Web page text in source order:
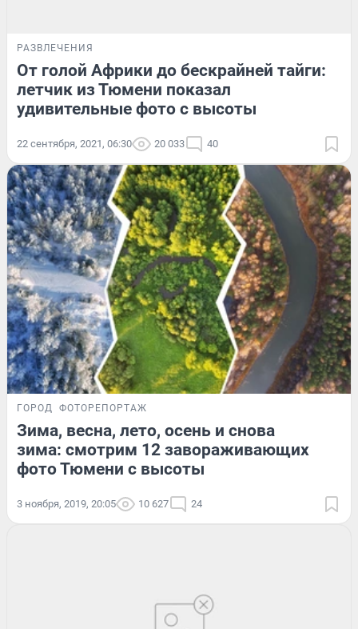
РАЗВЛЕЧЕНИЯ
От голой Африки до бескрайней тайги:
летчик из Тюмени показал
удивительные фото с высоты
22 сентября, 2021, 06:30 20 033 40
ГОРОД ФОТОРЕПОРТАЖ
Зима, весна, лето, осень и снова
зима: смотрим 12 завораживающих
фото Тюмени с высоты
3 ноября, 2019, 20:05 10 627 24